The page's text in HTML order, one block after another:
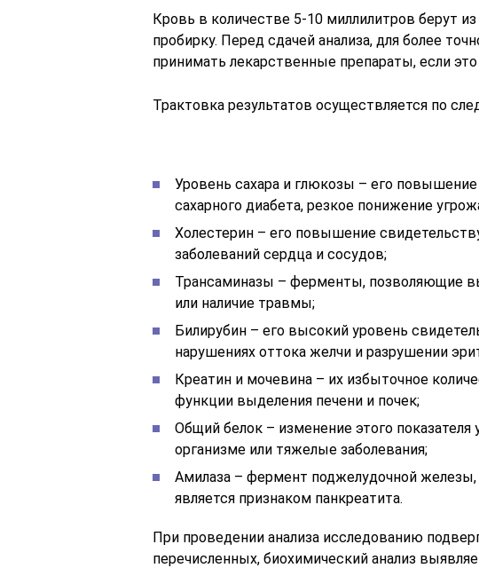
Кровь в количестве 5-10 миллилитров берут
пробирку. Перед сдачей анализа, для более
принимать лекарственные препараты, если
Трактовка результатов осуществляется по
Уровень сахара и глюкозы – его повышение
сахарного диабета, резкое понижение
Холестерин – его повышение
заболеваний сердца и сосудов;
Трансаминазы – ферменты, позволяющие
или наличие травмы;
Билирубин – его высокий уровень
нарушениях оттока желчи и разрушении
Креатин и мочевина – их избыточное
функции выделения печени и почек;
Общий белок – изменение этого
организме или тяжелые заболевания;
Амилаза – фермент поджелудочной железы,
является признаком панкреатита.
При проведении анализа исследованию
перечисленных, биохимический анализ